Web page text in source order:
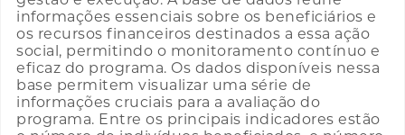
informações essenciais sobre os beneficiários e
os recursos financeiros destinados a essa ação
social, permitindo o monitoramento contínuo e
eficaz do programa. Os dados disponíveis nessa
base permitem visualizar uma série de
informações cruciais para a avaliação do
programa. Entre os principais indicadores estão